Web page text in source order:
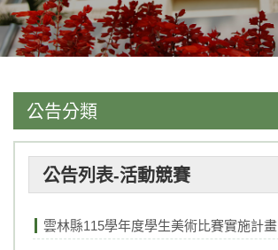
公告分類
學藝競試
一般公告
媒體報導
公告列表-活動競賽
雲林縣115學年度學生美術比賽實施計畫